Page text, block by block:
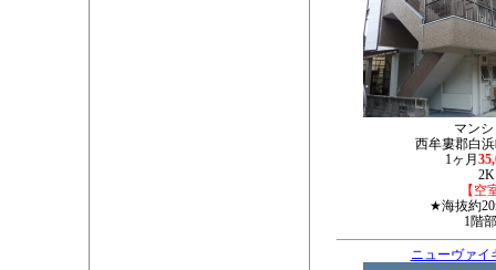
マン
西牟婁郡白浜
1ヶ月
2K
【空
★海抜約
1階
ニューヴァイ